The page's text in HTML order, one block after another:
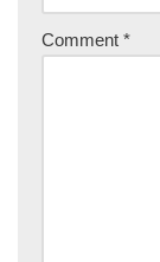
Comment *